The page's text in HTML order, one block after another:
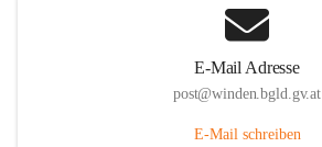
E-Mail Adresse
post@winden.bgld.gv.at
E-Mail schreiben